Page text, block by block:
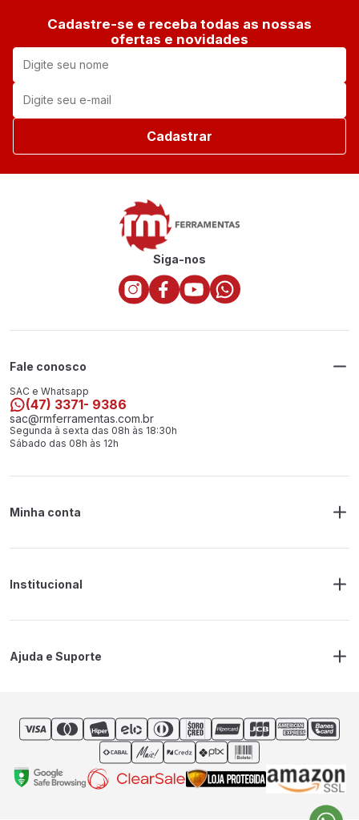
Cadastre-se e receba todas as nossas
ofertas e novidades
Cadastrar
Siga-nos
Fale conosco
SAC e Whatsapp
(47) 3371- 9386
sac@rmferramentas.com.br
Segunda à sexta das 08h às 18:30h
Sábado das 08h às 12h
Minha conta
Endereço de Entrega
Institucional
Politica de Privacidade
Ajuda e Suporte